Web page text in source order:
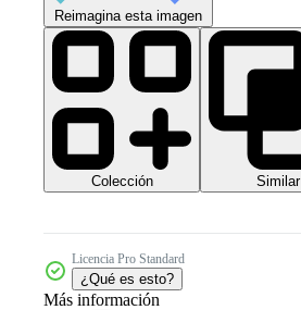
Reimagina esta imagen
Colección Similar
Licencia Pro Standard
¿Qué es esto?
Más información